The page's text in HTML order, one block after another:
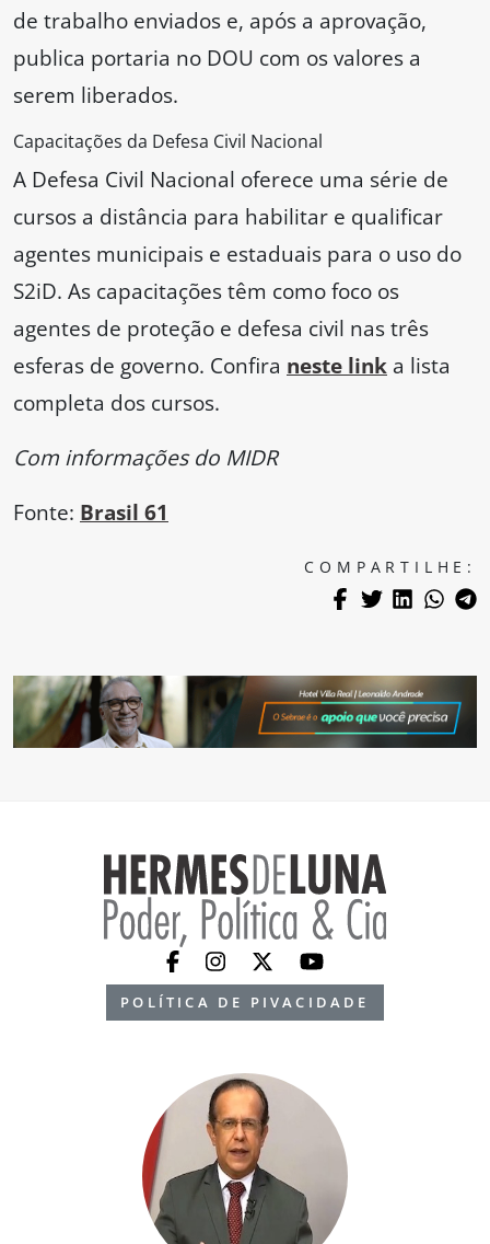
de trabalho enviados e, após a aprovação,
publica portaria no DOU com os valores a
serem liberados.
Capacitações da Defesa Civil Nacional
A Defesa Civil Nacional oferece uma série de
cursos a distância para habilitar e qualificar
agentes municipais e estaduais para o uso do
S2iD. As capacitações têm como foco os
agentes de proteção e defesa civil nas três
esferas de governo. Confira neste link a lista
completa dos cursos.
Com informações do MIDR
Fonte: Brasil 61
COMPARTILHE:
POLÍTICA DE PIVACIDADE